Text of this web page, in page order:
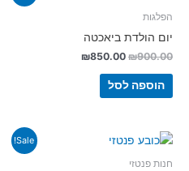
הפלגות
יום הולדת ביאכטה
₪900.00
₪850.00
הוספה לסל
Sale!
חנות פנטזי